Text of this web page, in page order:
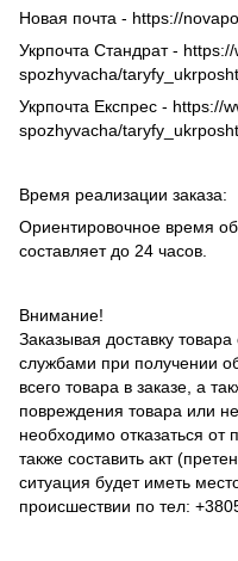
Новая почта - https://
Укрпочта Стандрат -
spozhyvacha/
Укрпочта Експрес - https://
spozhyvacha/
Время реализации заказа:
Ориентировочное время
составляет до 24 часов.
Внимание!
Заказывая доставку
службами при получении
всего товара в заказе, а
повреждения товара или
необходимо отказаться от
также составить акт
ситуация будет иметь
происшествии по тел: